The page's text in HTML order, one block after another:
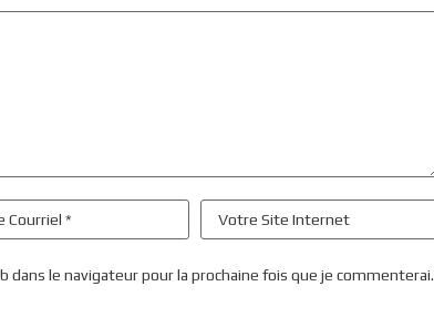
le navigateur pour la prochaine fois que je commenterai.